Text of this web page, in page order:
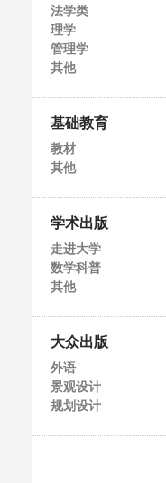
法学类
理学
管理学
其他
基础教育
教材
其他
学术出版
走进大学
数学科普
其他
大众出版
外语
景观设计
规划设计